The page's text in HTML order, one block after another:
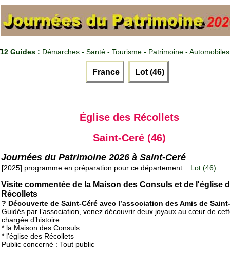
12 Guides : Démarches - Santé - Tourisme - Patrimoine - Automobiles
France Lot (46)
Église des Récollets
Saint-Ceré (46)
Journées du Patrimoine 2026 à Saint-Ceré
[2025] programme en préparation pour ce département : Lot (46)
Visite commentée de la Maison des Consuls et de l'église
Récollets
? Découverte de Saint-Céré avec l’association des Amis de
Guidés par l’association, venez découvrir deux joyaux au cœur de
chargée d’histoire :
* la Maison des Consuls
* l'église des Récollets
Public concerné : Tout public